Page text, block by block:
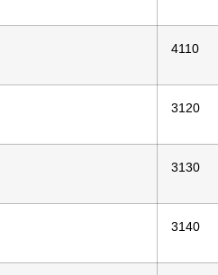
4110
3120
3130
3140